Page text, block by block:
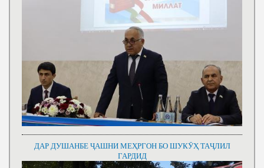
ДАР ДУШАНБЕ ҶАШНИ МЕҲРГОН БО ШУКӮҲ ТАҶЛИЛ
ГАРДИД